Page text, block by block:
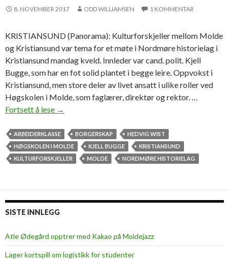
8. NOVEMBER 2017 ODD WILLIAMSEN 1 KOMMENTAR
KRISTIANSUND (Panorama): Kulturforskjeller mellom Molde
og Kristiansund var tema for et møte i Nordmøre historielag i
Kristiansund mandag kveld. Innleder var cand. polit. Kjell
Bugge, som har en fot solid plantet i begge leire. Oppvokst i
Kristiansund, men store deler av livet ansatt i ulike roller ved
Høgskolen i Molde, som faglærer, direktør og rektor. …
Fortsett å lese –
y
p
t
p
d
e
→
ARBEIDERKLASSE BORGERSKAP
HEDVIG WIST
HØGSKOLEN I MOLDE
KJELL BUGGE
KRISTIANSUND
KULTURFORSKJELLER
MOLDE NORDMØRE HISTORIELAG
SISTE INNLEGG
Atle Ødegård opptrer med Kakao på Moldejazz
Lager kortspill om logistikk for studenter